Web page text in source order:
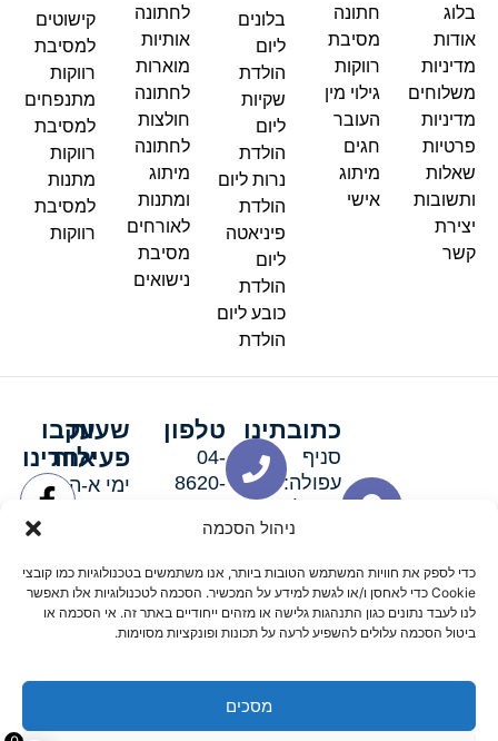
ניהול הסכמה
כדי לספק את חוויות המשתמש הטובות ביותר, אנו משתמשים בטכנולוגיות כמו קובצי
Cookie כדי לאחסן ו/או לגשת למידע על המכשיר. הסכמה לטכנולוגיות אלו תאפשר
לנו לעבד נתונים כגון התנהגות גלישה או מזהים ייחודיים באתר זה. אי הסכמה או
ביטול הסכמה עלולים להשפיע לרעה על תכונות ופונקציות מסוימות.
מסכים
בלוג
אודות
מדיניות
משלוחים
מדיניות
פרטיות
שאלות
ותשובות
יצירת
קשר
חתונה
מסיבת
רווקות
גילוי מין
העובר
חגים
מיתוג
אישי
בלונים
ליום
הולדת
שקיות
ליום
הולדת
נרות ליום
הולדת
פיניאטה
ליום
הולדת
כובע ליום
הולדת
לחתונה
אותיות
מוארות
לחתונה
חולצות
לחתונה
מיתוג
ומתנות
לאורחים
מסיבת
נישואים
קישוטים
למסיבת
רווקות
מתנפחים
למסיבת
רווקות
מתנות
למסיבת
רווקות
כתובתינו
סניף
עפולה:
סניף מגדל
האלה 19
טלפון
04-
8620-
שעות
פעילות
ימי א-ה:
ימי שישי
וערבי חג:
8:30-
15:00
עקבו
אחרינו